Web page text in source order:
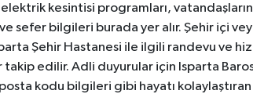
kesintisi programları,
sefer bilgileri burada yer alır. Şehir içi
Şehir Hastanesi ile ilgili randevu ve
edilir. Adli duyurular için Isparta
kodu bilgileri gibi hayatı